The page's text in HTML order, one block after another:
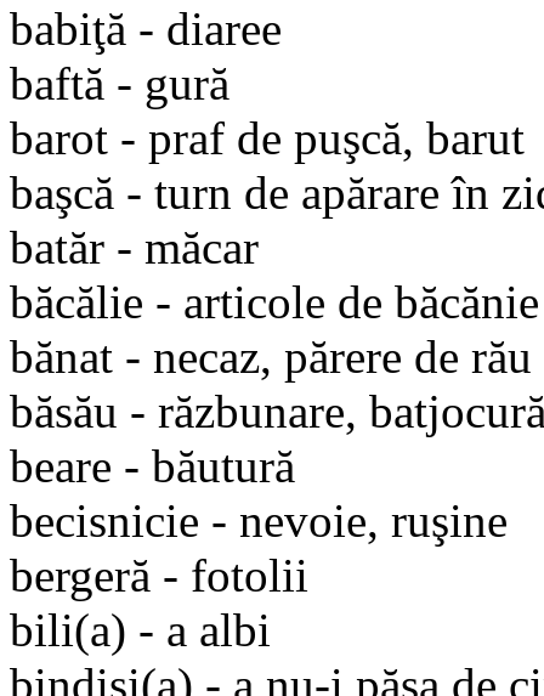
babiţă - diaree
baftă - gură
barot - praf de puşcă, barut
başcă - turn de apărare în
batăr - măcar
băcălie - articole de băcănie
bănat - necaz, părere de rău
băsău - răzbunare,
beare - băutură
becisnicie - nevoie, ruşine
bergeră - fotolii
bili(a) - a albi
bindisi(a) - a nu-i păsa de